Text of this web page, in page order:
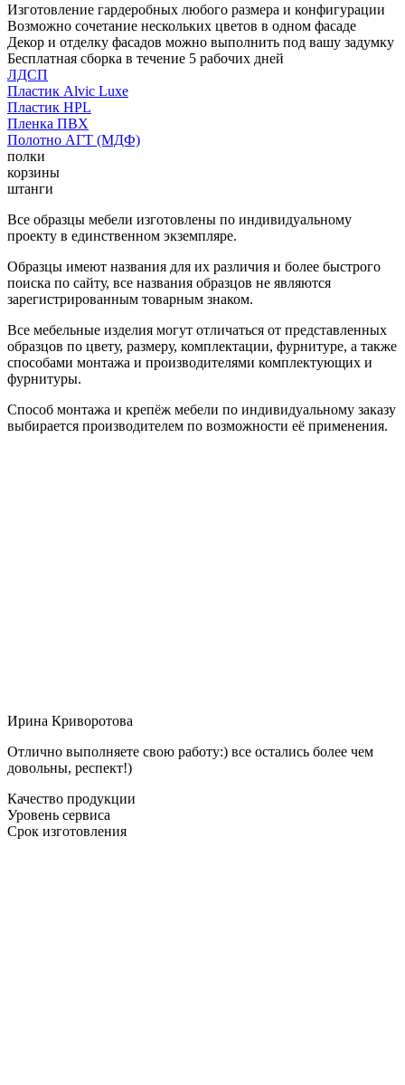
Изготовление гардеробных любого размера и конфигурации
Возможно сочетание нескольких цветов в одном фасаде
Декор и отделку фасадов можно выполнить под вашу задумку
Бесплатная сборка в течение 5 рабочих дней
ЛДСП
Пластик Alvic Luxe
Пластик HPL
Пленка ПВХ
Полотно АГТ (МДФ)
полки
корзины
штанги
Все образцы мебели изготовлены по индивидуальному
проекту в единственном экземпляре.
Образцы имеют названия для их различия и более быстрого
поиска по сайту, все названия образцов не являются
зарегистрированным товарным знаком.
Все мебельные изделия могут отличаться от представленных
образцов по цвету, размеру, комплектации, фурнитуре, а также
способами монтажа и производителями комплектующих и
фурнитуры.
Способ монтажа и крепёж мебели по индивидуальному заказу
выбирается производителем по возможности её применения.
Ирина Криворотова
Отлично выполняете свою работу:) все остались более чем
довольны, респект!)
Качество продукции
Уровень сервиса
Срок изготовления